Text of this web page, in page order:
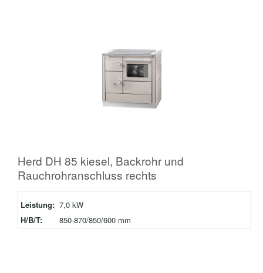
Herd DH 85 kiesel, Backrohr und
Rauchrohranschluss rechts
Leistung: 7,0 kW
H/B/T:
850-870/850/600 mm